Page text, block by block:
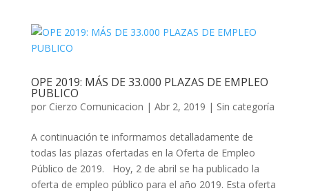
OPE 2019: MÁS DE 33.000 PLAZAS DE EMPLEO
PUBLICO
por Cierzo Comunicacion | Abr 2, 2019 | Sin categoría
A continuación te informamos detalladamente de
todas las plazas ofertadas en la Oferta de Empleo
Público de 2019. Hoy, 2 de abril se ha publicado la
oferta de empleo público para el año 2019. Esta oferta